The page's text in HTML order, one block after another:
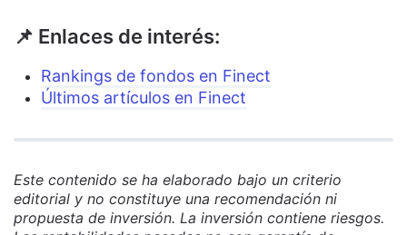
📌 Enlaces de interés:
Rankings de fondos en Finect
Últimos artículos en Finect
Este contenido se ha elaborado bajo un criterio
editorial y no constituye una recomendación ni
propuesta de inversión. La inversión contiene riesgos.